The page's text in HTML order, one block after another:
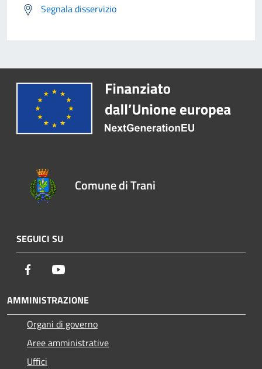
Segnala disservizio
Comune di Trani
SEGUICI SU
Facebook
AMMINISTRAZIONE
Organi di governo
Aree amministrative
Uffici